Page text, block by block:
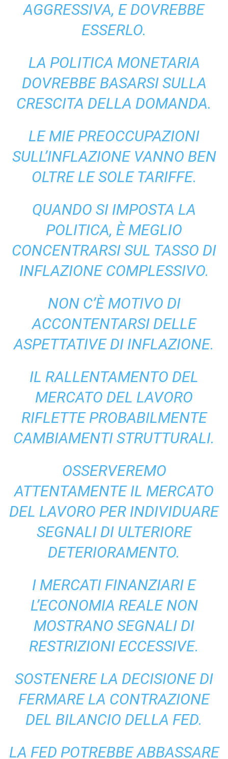
AGGRESSIVA, E DOVREBBE
ESSERLO.
LA POLITICA MONETARIA
DOVREBBE BASARSI SULLA
CRESCITA DELLA DOMANDA.
LE MIE PREOCCUPAZIONI
SULL’INFLAZIONE VANNO BEN
OLTRE LE SOLE TARIFFE.
QUANDO SI IMPOSTA LA
POLITICA, È MEGLIO
CONCENTRARSI SUL TASSO DI
INFLAZIONE COMPLESSIVO.
NON C’È MOTIVO DI
ACCONTENTARSI DELLE
ASPETTATIVE DI INFLAZIONE.
IL RALLENTAMENTO DEL
MERCATO DEL LAVORO
RIFLETTE PROBABILMENTE
CAMBIAMENTI STRUTTURALI.
OSSERVEREMO
ATTENTAMENTE IL MERCATO
DEL LAVORO PER INDIVIDUARE
SEGNALI DI ULTERIORE
DETERIORAMENTO.
I MERCATI FINANZIARI E
L’ECONOMIA REALE NON
MOSTRANO SEGNALI DI
RESTRIZIONI ECCESSIVE.
SOSTENERE LA DECISIONE DI
FERMARE LA CONTRAZIONE
DEL BILANCIO DELLA FED.
LA FED POTREBBE ABBASSARE